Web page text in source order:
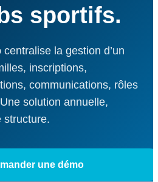
sportifs.
la gestion d’un
inscriptions,
communications, rôles
solution annuelle,
structure.
une démo